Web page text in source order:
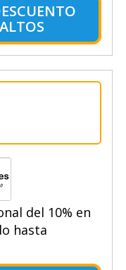
del 10% en
hasta